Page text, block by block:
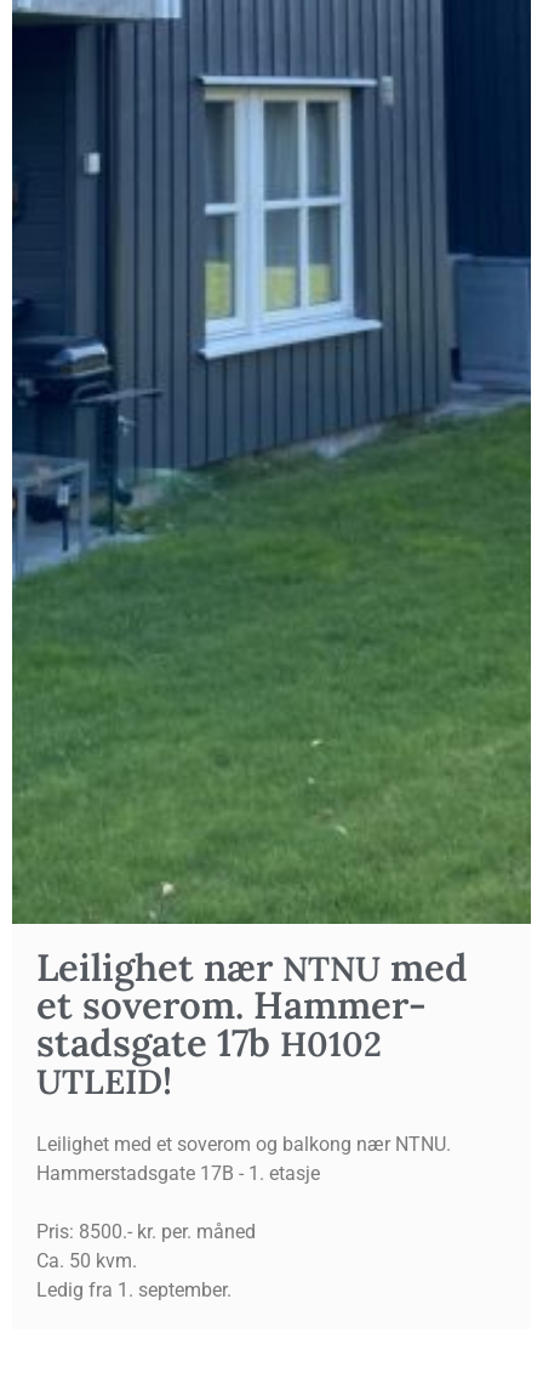
Lei­lig­het nær NTNU med
et sove­rom. Ham­mer­
stads­gate 17b H0102
UTLEID!
Leilighet med et soverom og balkong nær NTNU.
Hammerstadsgate 17B - 1. etasje
Pris: 8500.- kr. per. måned
Ca. 50 kvm.
Ledig fra 1. september.